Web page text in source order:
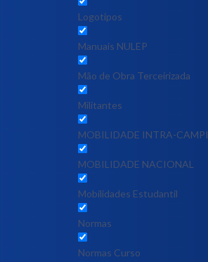
Logotipos
Manuais NULEP
Mão de Obra Terceirizada
Militantes
MOBILIDADE INTRA-CAMPI
MOBILIDADE NACIONAL
Mobilidades Estudantil
Normas
Normas Curso